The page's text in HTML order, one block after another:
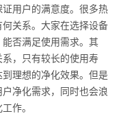
用户的满意度。很多热
关系。大家在选择设备
否满足使用需求。其
，只有较长的使用寿
理想的净化效果。但是
净化需求，同时也会浪
作。